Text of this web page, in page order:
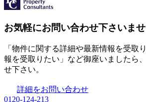
お気軽にお問い合わせ下さいませ
「物件に関する詳細や最新情報を受取
報を受取りたい」など御座いましたら
せ下さい。
詳細をお問い合わせ
0120-124-213